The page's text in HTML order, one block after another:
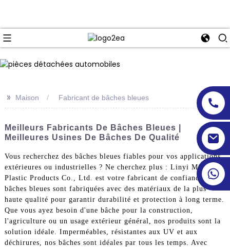
>> Maison Fabricant de bâches bleues
Meilleurs Fabricants De Bâches Bleues |
Meilleures Usines De Bâches De Qualité
Vous recherchez des bâches bleues fiables pour vos applications
extérieures ou industrielles ? Ne cherchez plus : Linyi Million
Plastic Products Co., Ltd. est votre fabricant de confiance. Nos
bâches bleues sont fabriquées avec des matériaux de la plus
haute qualité pour garantir durabilité et protection à long terme.
Que vous ayez besoin d'une bâche pour la construction,
l'agriculture ou un usage extérieur général, nos produits sont la
solution idéale. Imperméables, résistantes aux UV et aux
déchirures, nos bâches sont idéales par tous les temps. Avec